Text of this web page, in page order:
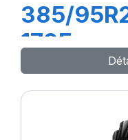
385/
170F